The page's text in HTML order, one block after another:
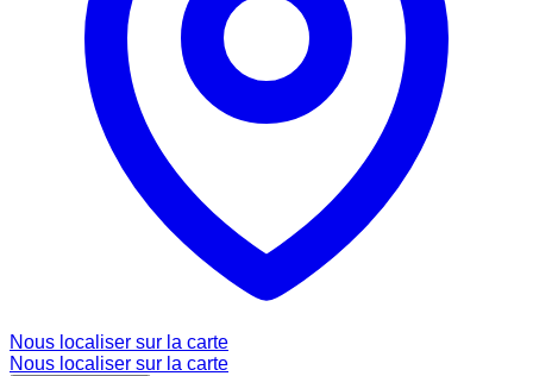
Nous localiser sur la carte
Nous localiser sur la carte